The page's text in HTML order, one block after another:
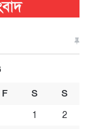
F S S
1
2